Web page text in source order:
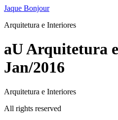
Ir
o
Jaque Bonjour
Arquitetura e Interiores
aU Arquitetura
Jan/2016
Arquitetura e Interiores
All rights reserved